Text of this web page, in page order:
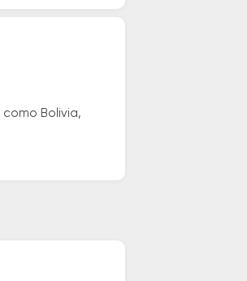
Bolivia,